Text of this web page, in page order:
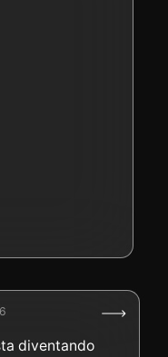
diventando